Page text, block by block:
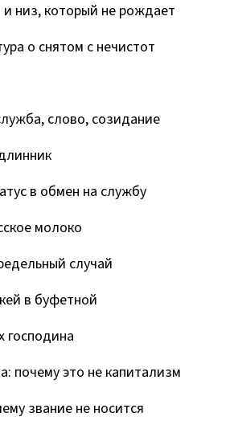
низ, который не рождает
о снятом с нечистот
слово, созидание
в обмен на службу
молоко
случай
в буфетной
господина
почему это не капитализм
звание не носится